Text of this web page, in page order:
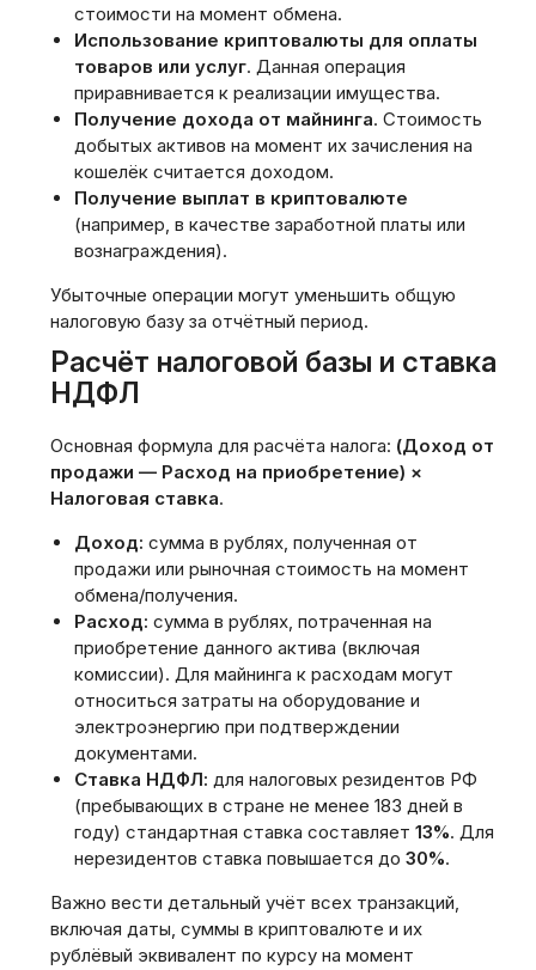
стоимости на момент обмена.
Использование криптовалюты для оплаты
товаров или услуг. Данная операция
приравнивается к реализации имущества.
Получение дохода от майнинга. Стоимость
добытых активов на момент их зачисления на
кошелёк считается доходом.
Получение выплат в криптовалюте
(например‚ в качестве заработной платы или
вознаграждения).
Убыточные операции могут уменьшить общую
налоговую базу за отчётный период.
Расчёт налоговой базы и ставка
НДФЛ
Основная формула для расчёта налога: (Доход от
продажи — Расход на приобретение) ×
Налоговая ставка.
Доход: сумма в рублях‚ полученная от
продажи или рыночная стоимость на момент
обмена/получения.
Расход: сумма в рублях‚ потраченная на
приобретение данного актива (включая
комиссии). Для майнинга к расходам могут
относиться затраты на оборудование и
электроэнергию при подтверждении
документами.
Ставка НДФЛ: для налоговых резидентов РФ
(пребывающих в стране не менее 183 дней в
году) стандартная ставка составляет 13%. Для
нерезидентов ставка повышается до 30%.
Важно вести детальный учёт всех транзакций‚
включая даты‚ суммы в криптовалюте и их
рублёвый эквивалент по курсу на момент